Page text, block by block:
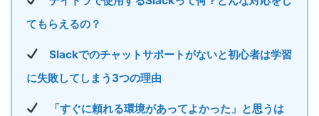
てもらえるの？
Slackでのチャットサポートがないと初心者は学習
に失敗してしまう3つの理由
「すぐに頼れる環境があってよかった」と思うは